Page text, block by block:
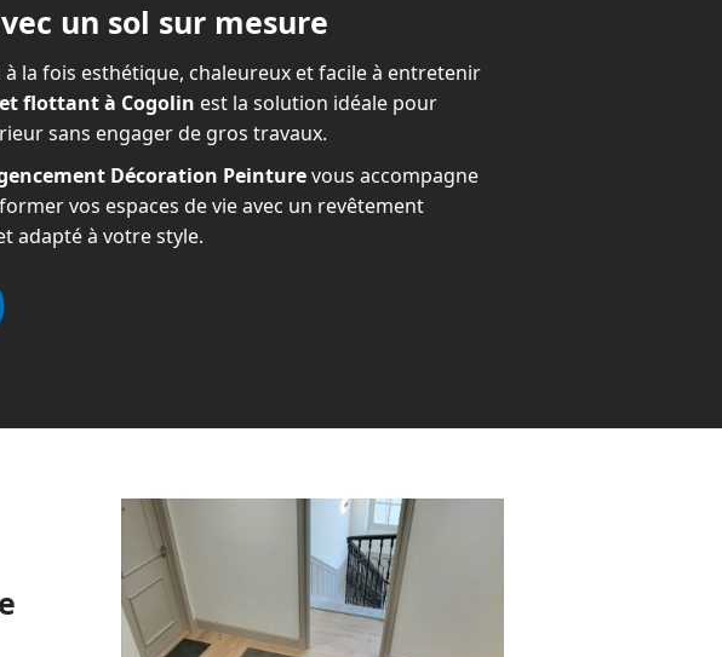
un sol sur mesure
à la fois esthétique, chaleureux et facile à entretenir
flottant à Cogolin est la solution idéale pour
sans engager de gros travaux.
Décoration Peinturevous accompagne
vos espaces de vie avec un revêtement
adapté à votre style.